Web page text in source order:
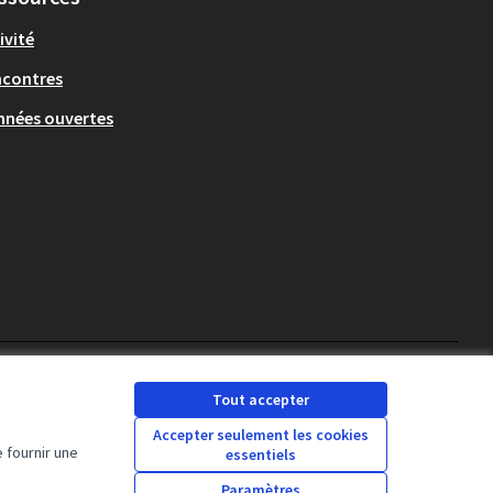
fournir une
Tout accepter
Accepter seulement les cookies
essentiels
ouvertes
Français
Triar la llengua
Licence Creative
(Lien externe)